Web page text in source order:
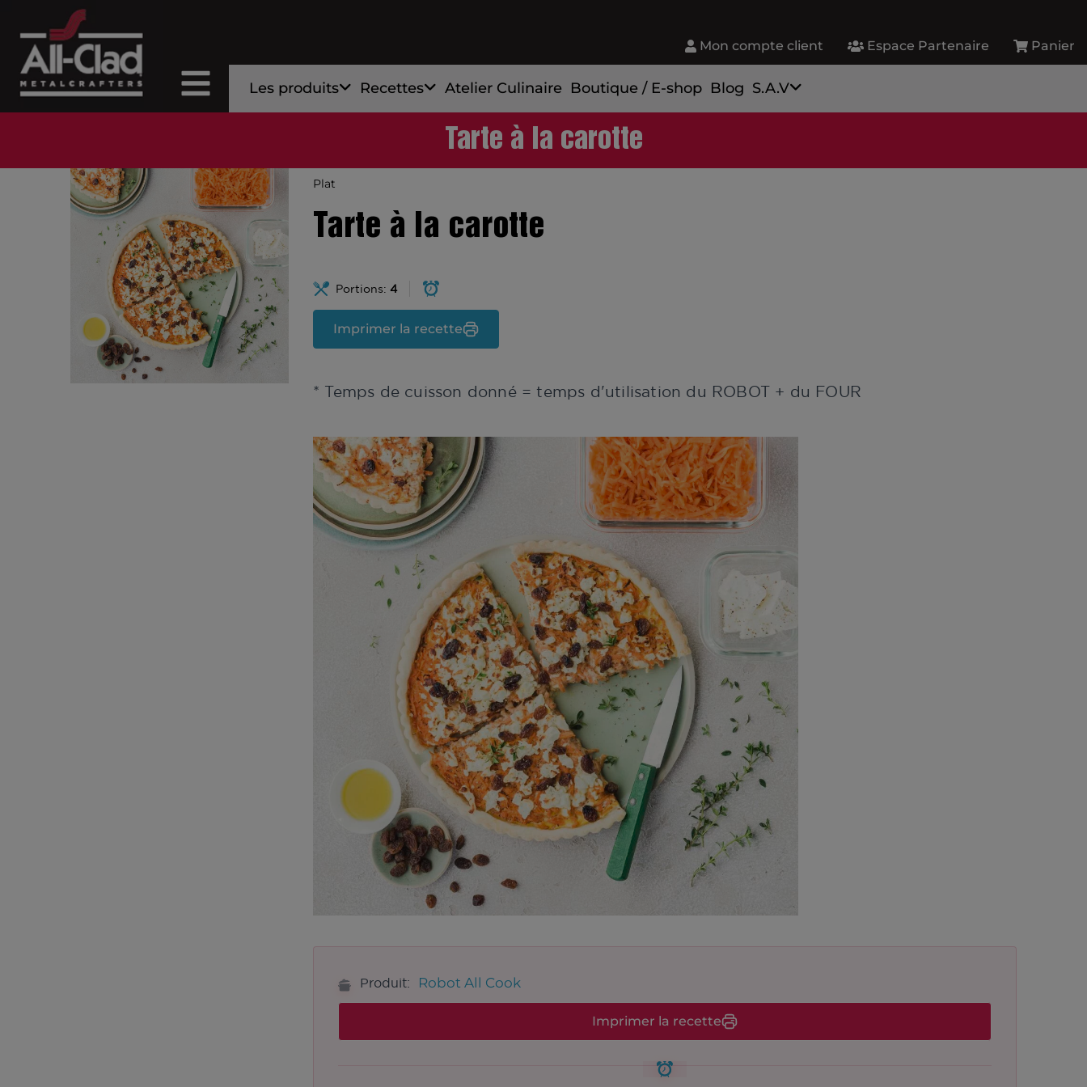
Mon compte client Espace Partenaire Panier
Les produits Recettes Atelier Culinaire Boutique / E-shop Blog S.A.V
Tarte à la carotte
Plat
Tarte à la carotte
Portions: 4
Imprimer la recette
* Temps de cuisson donné = temps d'utilisation du ROBOT + du FOUR
Produit: Robot All Cook
Imprimer la recette